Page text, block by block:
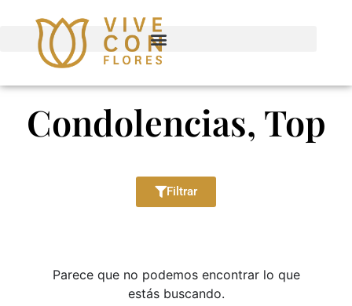
Condolencias, Top
Filtrar
Parece que no podemos encontrar lo que
estás buscando.